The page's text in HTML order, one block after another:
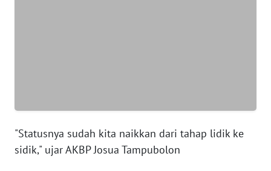
"Statusnya sudah kita naikkan dari tahap lidik ke
sidik," ujar AKBP Josua Tampubolon
BARAT